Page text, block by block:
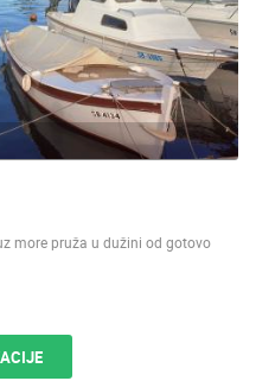
more pruža u dužini od gotovo